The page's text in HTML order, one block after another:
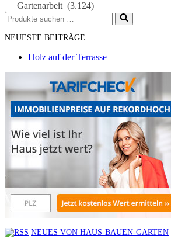
Gartenarbeit (3.124)
Suchen
nach …
NEUESTE BEITRÄGE
Holz auf der Terrasse
NEUES VON HAUS-BAUEN-GARTEN